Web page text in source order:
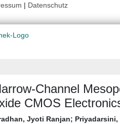
| Datenschutz
CMOS
Jyoti Ranjan; Priyadarsini,